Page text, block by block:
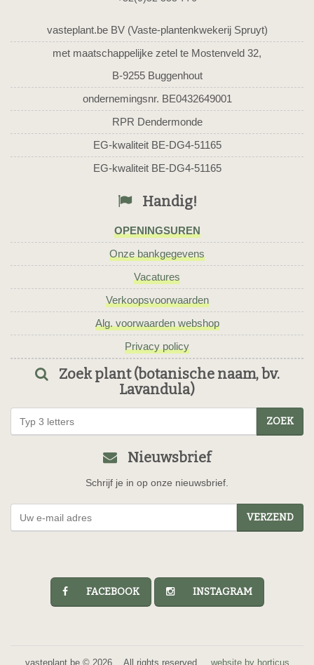
vasteplant.be BV (Vaste-plantenkwekerij Spruyt)
met maatschappelijke zetel te Mostenveld 32,
B-9255 Buggenhout
ondernemingsnr. BE0432649001
RPR Dendermonde
EG-kwaliteit BE-DG4-51165
EG-kwaliteit BE-DG4-51165
Handig!
OPENINGSUREN
Onze bankgegevens
Vacatures
Verkoopsvoorwaarden
Alg. voorwaarden webshop
Privacy policy
Zoek plant (botanische naam, bv.
Lavandula)
ZOEK
Nieuwsbrief
Schrijf je in op onze nieuwsbrief.
VERZEND
FACEBOOK INSTAGRAM
vasteplant.be © 2026 All rights reserved. website by horticus